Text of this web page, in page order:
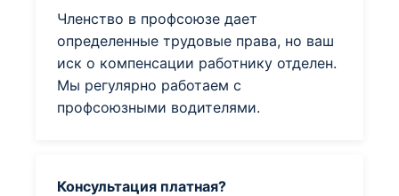
Членство в профсоюзе дает
определенные трудовые права, но ваш
иск о компенсации работнику отделен.
Мы регулярно работаем с
профсоюзными водителями.
Консультация платная?